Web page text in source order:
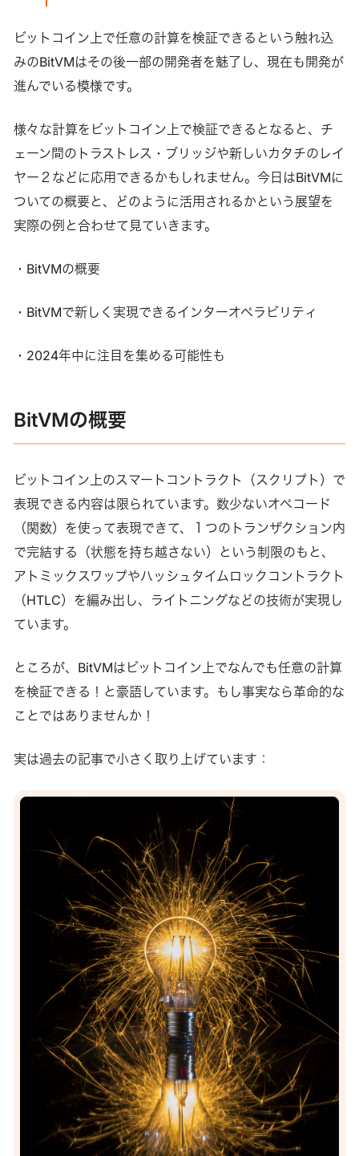
ビットコイン上で任意の計算を検証できるという触れ込
みのBitVMはその後一部の開発者を魅了し、現在も開発が
進んでいる模様です。
様々な計算をビットコイン上で検証できるとなると、チ
ェーン間のトラストレス・ブリッジや新しいカタチのレイ
ヤー２などに応用できるかもしれません。今日はBitVMに
ついての概要と、どのように活用されるかという展望を
実際の例と合わせて見ていきます。
・BitVMの概要
・BitVMで新しく実現できるインターオペラビリティ
・2024年中に注目を集める可能性も
BitVMの概要
ビットコイン上のスマートコントラクト（スクリプト）で
表現できる内容は限られています。数少ないオペコード
（関数）を使って表現できて、１つのトランザクション内
で完結する（状態を持ち越さない）という制限のもと、
アトミックスワップやハッシュタイムロックコントラクト
（HTLC）を編み出し、ライトニングなどの技術が実現し
ています。
ところが、BitVMはビットコイン上でなんでも任意の計算
を検証できる！と豪語しています。もし事実なら革命的な
ことではありませんか！
実は過去の記事で小さく取り上げています：